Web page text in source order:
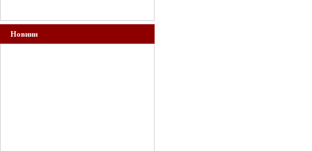
Новини